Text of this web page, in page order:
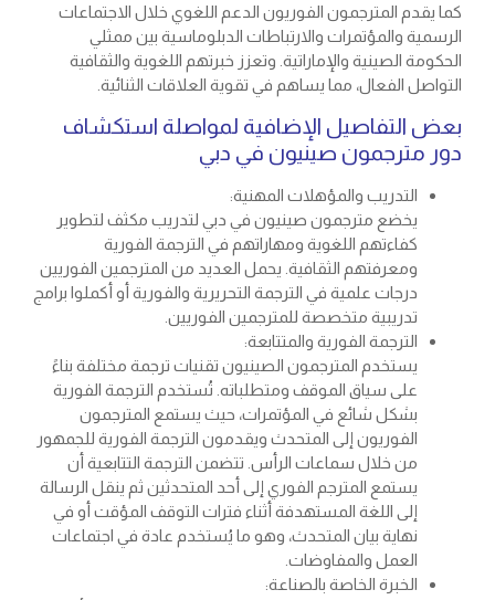
كما يقدم المترجمون الفوريون الدعم اللغوي خلال الاجتماعات
الرسمية والمؤتمرات والارتباطات الدبلوماسية بين ممثلي
الحكومة الصينية والإماراتية. وتعزز خبرتهم اللغوية والثقافية
التواصل الفعال، مما يساهم في تقوية العلاقات الثنائية.
بعض التفاصيل الإضافية لمواصلة استكشاف
دور مترجمون صينيون في دبي
التدريب والمؤهلات المهنية:
يخضع مترجمون صينيون في دبي لتدريب مكثف لتطوير
كفاءتهم اللغوية ومهاراتهم في الترجمة الفورية
ومعرفتهم الثقافية. يحمل العديد من المترجمين الفوريين
درجات علمية في الترجمة التحريرية والفورية أو أكملوا برامج
تدريبية متخصصة للمترجمين الفوريين.
الترجمة الفورية والمتتابعة:
يستخدم المترجمون الصينيون تقنيات ترجمة مختلفة بناءً
على سياق الموقف ومتطلباته. تُستخدم الترجمة الفورية
بشكل شائع في المؤتمرات، حيث يستمع المترجمون
الفوريون إلى المتحدث ويقدمون الترجمة الفورية للجمهور
من خلال سماعات الرأس. تتضمن الترجمة التتابعية أن
يستمع المترجم الفوري إلى أحد المتحدثين ثم ينقل الرسالة
إلى اللغة المستهدفة أثناء فترات التوقف المؤقت أو في
نهاية بيان المتحدث، وهو ما يُستخدم عادة في اجتماعات
العمل والمفاوضات.
الخبرة الخاصة بالصناعة: